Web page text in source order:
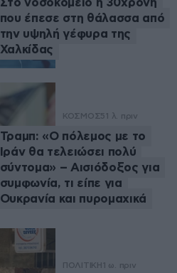
Στο νοσοκομείο η 30χρονη
που έπεσε στη θάλασσα από
την υψηλή γέφυρα της
Χαλκίδας
ΚΟΣΜΟΣ51 λ. πριν
Τραμπ: «Ο πόλεμος με το
Ιράν θα τελειώσει πολύ
σύντομα» – Αισιόδοξος για
συμφωνία, τι είπε για
Ουκρανία και πυρομαχικά
ΠΟΛΙΤΙΚΗ 1 ω. πριν